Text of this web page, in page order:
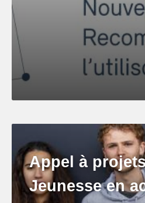
Appel à
Jeunesse en